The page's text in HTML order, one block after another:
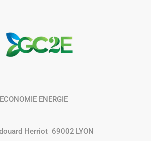
ENERGIE
Herriot 69002 LYON